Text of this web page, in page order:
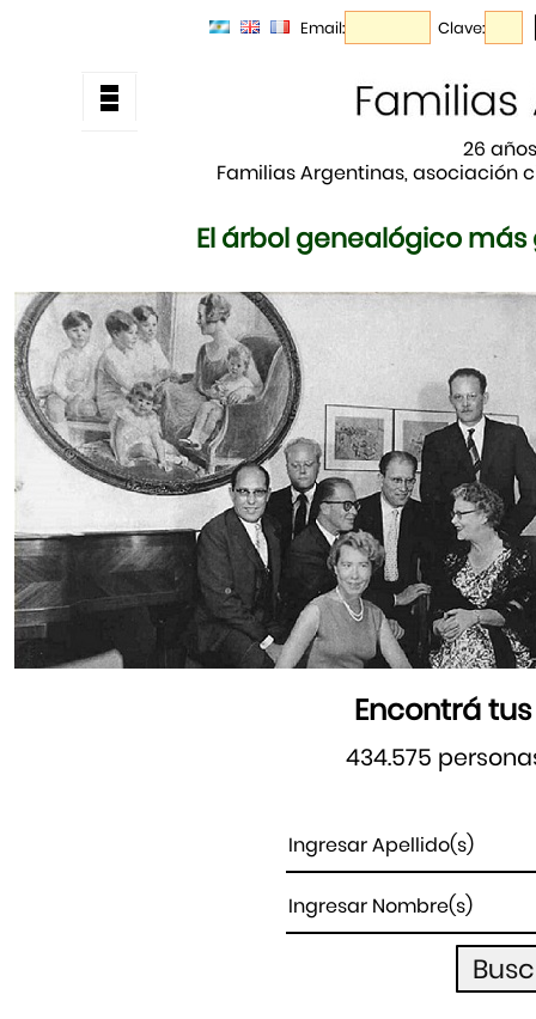
Email: Clave:
26
Familias Argentinas, asociación
El árbol genealógico
Encontrá
434.575